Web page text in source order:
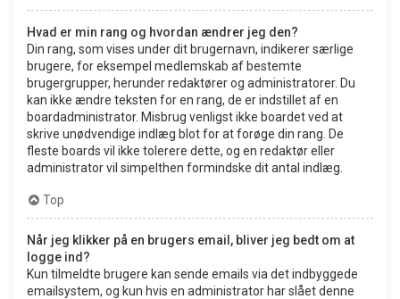
Hvad er min rang og hvordan ændrer jeg den?
Din rang, som vises under dit brugernavn, indikerer særlige
brugere, for eksempel medlemskab af bestemte
brugergrupper, herunder redaktører og administratorer. Du
kan ikke ændre teksten for en rang, de er indstillet af en
boardadministrator. Misbrug venligst ikke boardet ved at
skrive unødvendige indlæg blot for at forøge din rang. De
fleste boards vil ikke tolerere dette, og en redaktør eller
administrator vil simpelthen formindske dit antal indlæg.
Top
Når jeg klikker på en brugers email, bliver jeg bedt om at
logge ind?
Kun tilmeldte brugere kan sende emails via det indbyggede
emailsystem, og kun hvis en administrator har slået denne